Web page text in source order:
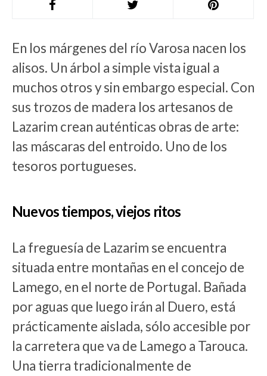
En los márgenes del río Varosa nacen los
alisos. Un árbol a simple vista igual a
muchos otros y sin embargo especial. Con
sus trozos de madera los artesanos de
Lazarim crean auténticas obras de arte:
las máscaras del entroido. Uno de los
tesoros portugueses.
Nuevos tiempos, viejos ritos
La freguesía de Lazarim se encuentra
situada entre montañas en el concejo de
Lamego, en el norte de Portugal. Bañada
por aguas que luego irán al Duero, está
prácticamente aislada, sólo accesible por
la carretera que va de Lamego a Tarouca.
Una tierra tradicionalmente de